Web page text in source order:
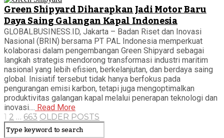
Green Shipyard Diharapkan Jadi Motor Baru
Daya Saing Galangan Kapal Indonesia
GLOBALBUSINESS.ID, Jakarta – Badan Riset dan Inovasi
Nasional (BRIN) bersama PT PAL Indonesia memperkuat
kolaborasi dalam pengembangan Green Shipyard sebagai
langkah strategis mendorong transformasi industri maritim
nasional yang lebih efisien, berkelanjutan, dan berdaya saing
global. Inisiatif tersebut tidak hanya berfokus pada
pengurangan emisi karbon, tetapi juga mengoptimalkan
produktivitas galangan kapal melalui penerapan teknologi dan
inovasi.... Read More
1 2 … 663 OLDER POSTS